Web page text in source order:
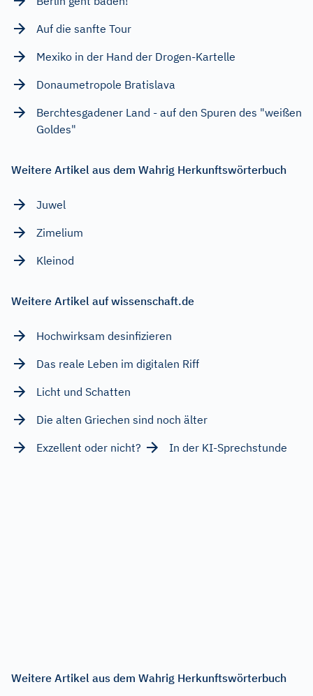
Auf die sanfte Tour
Mexiko in der Hand der Drogen-Kartelle
Donaumetropole Bratislava
Berchtesgadener Land - auf den Spuren des "weißen
Goldes"
Weitere Artikel aus dem Wahrig Herkunftswörterbuch
Juwel
Zimelium
Kleinod
Weitere Artikel auf wissenschaft.de
Hochwirksam desinfizieren
Das reale Leben im digitalen Riff
Licht und Schatten
Die alten Griechen sind noch älter
Exzellent oder nicht?
In der KI-Sprechstunde
Weitere Artikel aus dem Wahrig Herkunftswörterbuch